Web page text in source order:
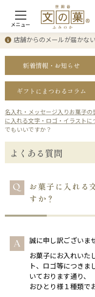
メニュー
店舗からのメールが届かな
新着情報・お知らせ
ギフトにまつわるコラム
名入れ・メッセージ入りお菓子の
に入れる文字・ロゴ・イラストに
でもいいですか？
よくある質問
お菓子に入れる
すか？
誠に申し訳ございま
お菓子にお入れいた
ト、ロゴ等につきま
いております通り、
おひとり様１種類で